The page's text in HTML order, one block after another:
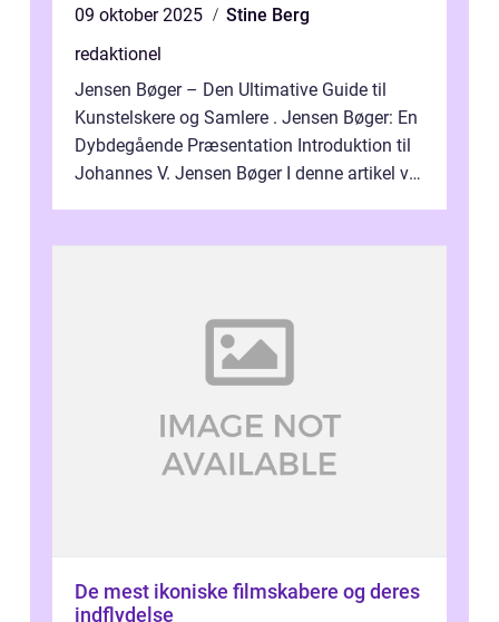
09 oktober 2025
Stine Berg
redaktionel
Jensen Bøger – Den Ultimative Guide til
Kunstelskere og Samlere . Jensen Bøger: En
Dybdegående Præsentation Introduktion til
Johannes V. Jensen Bøger I denne artikel vil
De mest ikoniske filmskabere og deres
indflydelse